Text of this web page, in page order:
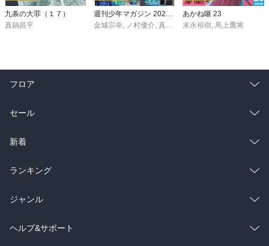
九条の大罪（１７）
真鍋昌平
週刊少年マガジン 2026年36・37号[2026年8月5日発売]
金城宗幸, ノ村優介, 真島ヒロ ,宮島礼吏,新川直司
あかね噺 23
末永裕樹, 馬上鷹将
フロア
総合
ラノベ
雑誌・グラビア
BL・TL
セール
総合
ラノベ
雑誌・グラビア
BL・TL
新着
総合
ラノベ
雑誌・グラビア
ランキング
総合
ラノベ
ジャンル
コミック
ヘルプ&サポート